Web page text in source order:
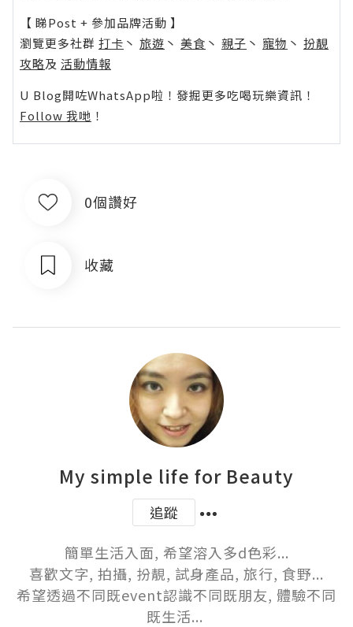
【 睇Post + 參加品牌活動 】
瀏覽更多社群 打卡 丶 旅遊 丶 美食 丶 親子 丶 寵物 丶 扮靚
攻略及 活動情報
U Blog開咗WhatsApp啦！發掘更多吃喝玩樂資訊！
Follow 我哋 ！
0個讚好
收藏
My simple life for Beauty
追蹤
簡單生活入面, 希望溶入多d色彩...
喜歡文字, 拍攝, 扮靚, 試身產品, 旅行, 食野...
希望透過不同既event認識不同既朋友, 體驗不同
既生活...